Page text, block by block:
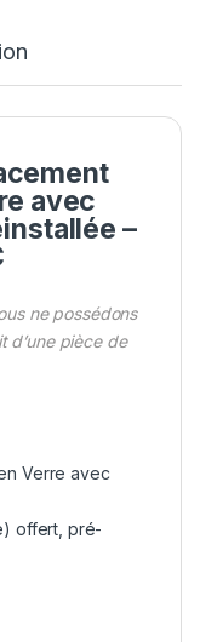
avec
–
ne possédons
d’une pièce de
Verre avec
offert, pré-